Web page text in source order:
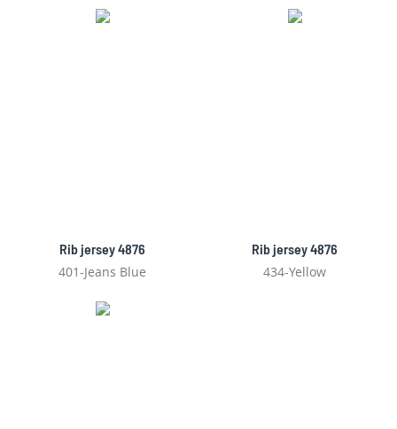
Rib jersey 4876
401-Jeans Blue
Rib jersey 4876
434-Yellow